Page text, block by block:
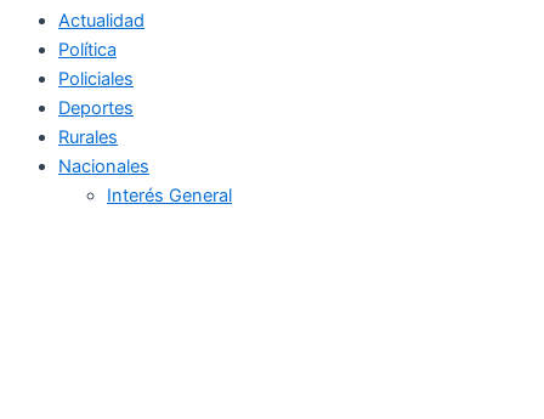
Actualidad
Política
Policiales
Deportes
Rurales
Nacionales
Interés General